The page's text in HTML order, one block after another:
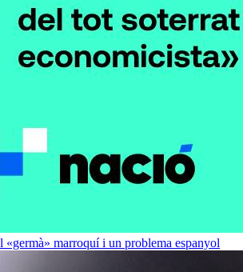
«germà» marroquí i un problema espanyol